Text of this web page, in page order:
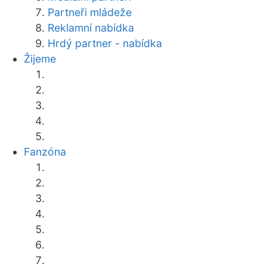
Partneři mládeže
Reklamní nabídka
Hrdý partner - nabídka
Žijeme
Fanzóna